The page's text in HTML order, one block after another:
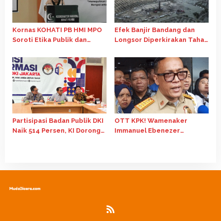
Kornas KOHATI PB HMI MPO
Soroti Etika Publik dan
Efek Banjir Bandang dan
Longsor Diperkirakan Tahan
Partisipasi Badan Publik DKI
Naik 514 Persen, KI Dorong
OTT KPK! Wamenaker
Immanuel Ebenezer